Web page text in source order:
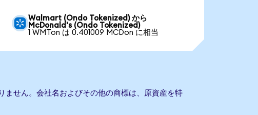
Walmart (Ondo Tokenized) から
McDonald's (Ondo Tokenized)
1 WMTon は 0.401009 MCDon に相当
せん。会社名およびその他の商標は、原資産を特